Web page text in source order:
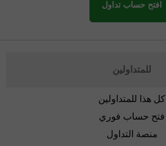
افتح حساب تداول
للمتداولين
كل هذا للمتداولين
فتح حساب فوري
منصة التداول